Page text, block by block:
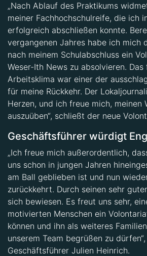
meiner Fachhochschulreife, die ich
erfolgreich abschließen konnte.
vergangenen Jahres habe ich mich
nach meinem Schulabschluss ein
Weser-Ith News zu absolvieren. Das
Arbeitsklima war einer der
für meine Rückkehr. Der
Herzen, und ich freue mich, meinen
auszuüben“, schließt der neue
Geschäftsführer würdigt
„Ich freue mich außerordentlich,
uns schon in jungen Jahren
am Ball geblieben ist und nun
zurückkehrt. Durch seinen sehr
sich bewiesen. Es freut uns sehr,
motivierten Menschen ein
können und ihn als weiteres
unserem Team begrüßen zu
Geschäftsführer Julien Heinrich.